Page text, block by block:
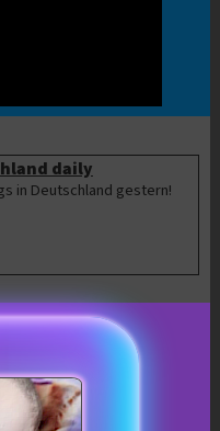
daily
in Deutschland gestern!